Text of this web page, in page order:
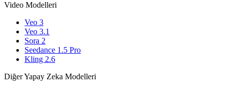
Video Modelleri
Veo 3
Veo 3.1
Sora 2
Seedance 1.5 Pro
Kling 2.6
Diğer Yapay Zeka Modelleri